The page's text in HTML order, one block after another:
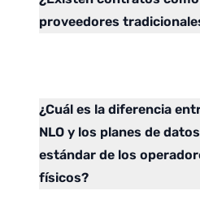
proveedores
¿Cuál es la diferencia
NLO y los planes de
estándar de los
físicos?